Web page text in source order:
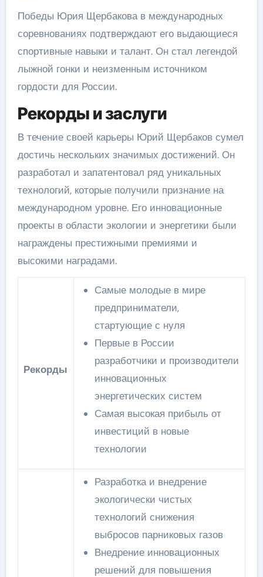
Победы Юрия Щербакова в международных
соревнованиях подтверждают его выдающиеся
спортивные навыки и талант. Он стал легендой
лыжной гонки и неизменным источником
гордости для России.
Рекорды и заслуги
В течение своей карьеры Юрий Щербаков сумел
достичь нескольких значимых достижений. Он
разработал и запатентовал ряд уникальных
технологий, которые получили признание на
международном уровне. Его инновационные
проекты в области экологии и энергетики были
награждены престижными премиями и
высокими наградами.
Рекорды
Самые молодые в мире
предприниматели,
стартующие с нуля
Первые в России
разработчики и производители
инновационных
энергетических систем
Самая высокая прибыль от
инвестиций в новые
технологии
Разработка и внедрение
экологически чистых
технологий снижения
выбросов парниковых газов
Внедрение инновационных
решений для повышения